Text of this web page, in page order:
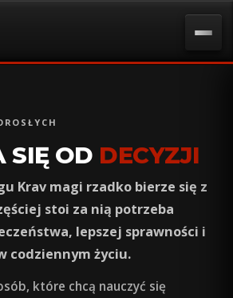
SIĘ OD DECYZJI
Krav magi rzadko bierze się z
stoi za nią potrzeba
lepszej sprawności i
codziennym życiu.
które chcą nauczyć się